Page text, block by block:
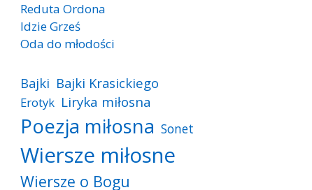
Reduta Ordona
Idzie Grześ
Oda do młodości
Bajki Bajki Krasickiego
Erotyk Liryka miłosna
Poezja miłosna Sonet
Wiersze miłosne
Wiersze o Bogu